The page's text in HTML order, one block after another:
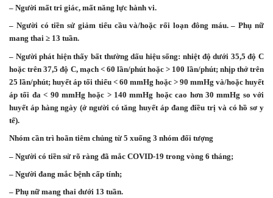
– Người mất tri giác, mất năng lực hành vi.
– Người có tiền sử giảm tiểu cầu và/hoặc rối loạn đông máu. – Phụ nữ
mang thai ≥ 13 tuần.
– Người phát hiện thấy bất thường dấu hiệu sống: nhiệt độ dưới 35,5 độ C
hoặc trên 37,5 độ C, mạch < 60 lần/phút hoặc > 100 lần/phút; nhịp thở trên
25 lần/phút; huyết áp tối thiểu < 60 mmHg hoặc > 90 mmHg và/hoặc huyết
áp tối đa < 90 mmHg hoặc > 140 mmHg hoặc cao hơn 30 mmHg so với
huyết áp hàng ngày (ở người có tăng huyết áp đang điều trị và có hồ sơ y
tế).
Nhóm cần trì hoãn tiêm chủng từ 5 xuống 3 nhóm đối tượng
– Người có tiền sử rõ ràng đã mắc COVID-19 trong vòng 6 tháng;
– Người đang mắc bệnh cấp tính;
– Phụ nữ mang thai dưới 13 tuần.